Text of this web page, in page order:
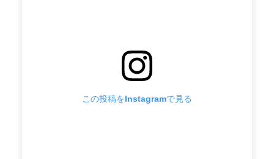
この投稿をInstagramで見る